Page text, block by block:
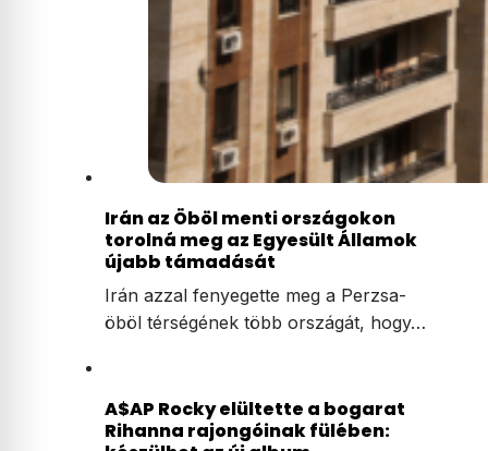
Irán az Öböl menti országokon
torolná meg az Egyesült Államok
újabb támadását
Irán azzal fenyegette meg a Perzsa-
öböl térségének több országát, hogy…
A$AP Rocky elültette a bogarat
Rihanna rajongóinak fülében: